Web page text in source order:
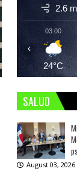
2.6
03:00
24°C
‹
SALUD
August 03, 2026